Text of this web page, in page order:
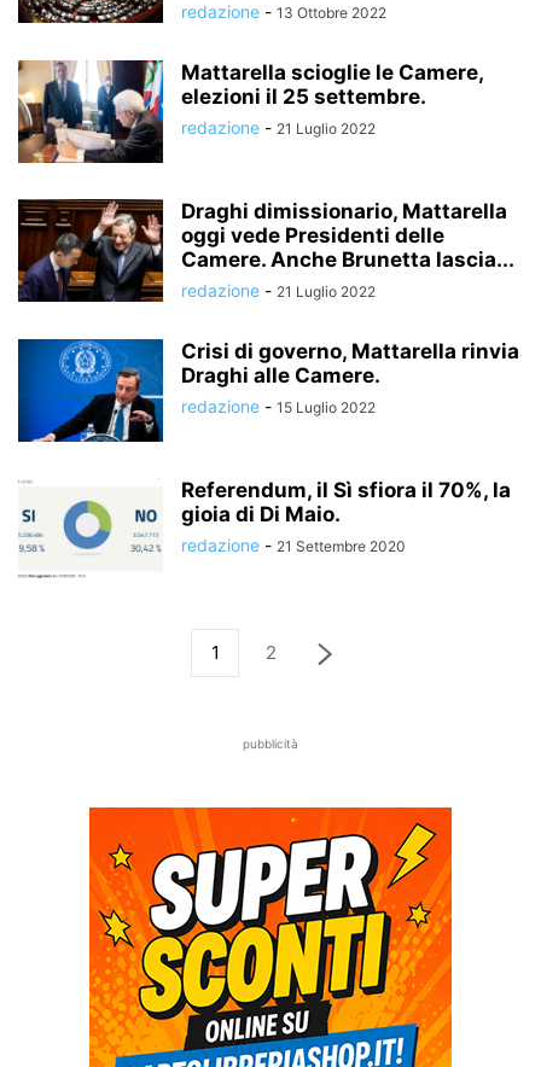
redazione - 13 Ottobre 2022
Mattarella scioglie le Camere,
elezioni il 25 settembre.
redazione - 21 Luglio 2022
Draghi dimissionario, Mattarella
oggi vede Presidenti delle
Camere. Anche Brunetta lascia...
redazione - 21 Luglio 2022
Crisi di governo, Mattarella rinvia
Draghi alle Camere.
redazione - 15 Luglio 2022
Referendum, il Sì sfiora il 70%, la
gioia di Di Maio.
redazione - 21 Settembre 2020
1 2
pubblicità